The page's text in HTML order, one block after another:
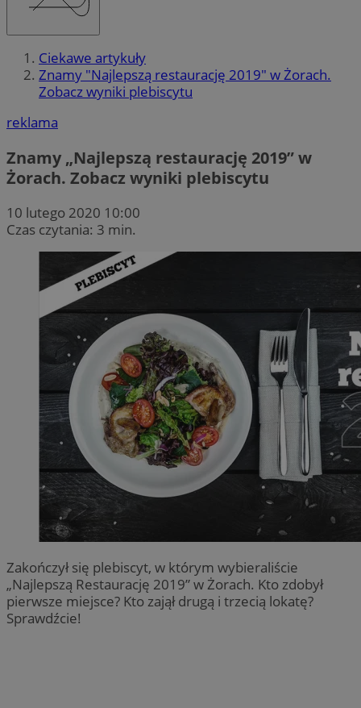
Ciekawe artykuły
Znamy "Najlepszą restaurację 2019" w Żorach.
Zobacz wyniki plebiscytu
reklama
Znamy „Najlepszą restaurację 2019” w
Żorach. Zobacz wyniki plebiscytu
10 lutego 2020 10:00
Czas czytania: 3 min.
Zakończył się plebiscyt, w którym wybieraliście
„Najlepszą Restaurację 2019” w Żorach. Kto zdobył
pierwsze miejsce? Kto zajął drugą i trzecią lokatę?
Sprawdźcie!